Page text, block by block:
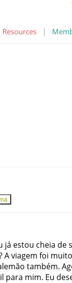
Resources |
já estou cheia de
Aviagem foi muito
também.
para mim. Eu